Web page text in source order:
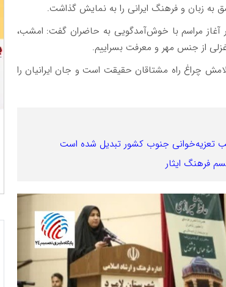
به زبان و فرهنگ ایرانی را به نمایش گذاشت.
آغاز مراسم با خوش‌آمدگویی به حاضران گفت: امشب،
از جنس مهر و معرفت بسراییم.
چراغ راه مشتاقان حقیقت است و جان ایرانیان را
فرهنگ ایثار